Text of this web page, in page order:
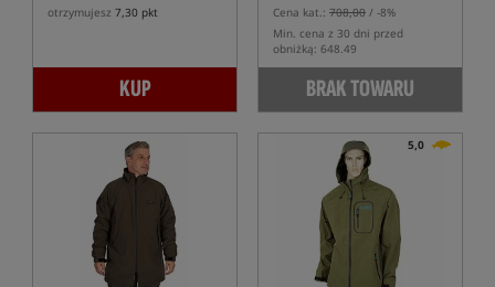
otrzymujesz 7,30 pkt
KUP
Cena kat.: 708,00 / -8%
Min. cena z 30 dni przed
obniżką: 648.49
BRAK TOWARU
5,0